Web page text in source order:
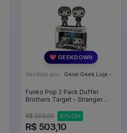
💖 GEEKDOWN
Vendido por: Geral Geek Loja - SP
Funko Pop 2 Pack Duffer
Brothers Target - Stranger
R$ 559,00
10% OFF
R$ 503,10